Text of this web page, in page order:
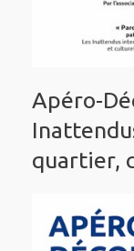
Apéro-
quartier,